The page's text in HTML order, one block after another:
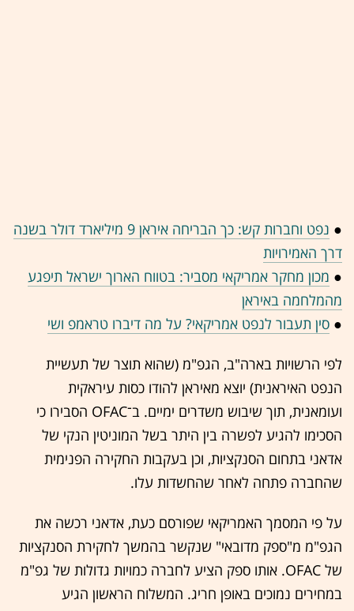
●
נפט וחברות קש: כך הבריחה איראן 9 מיליארד דולר בשנה
דרך האמירויות
● מכון מחקר אמריקאי מסביר: בטווח הארוך ישראל תיפגע
מהמלחמה באיראן
● סין תעבור לנפט אמריקאי? על מה דיברו טראמפ ושי
לפי הרשויות בארה"ב, הגפ"מ (שהוא תוצר של תעשיית
הנפט האיראנית) יוצא מאיראן להודו כסות עיראקית
ועומאנית, תוך שיבוש משדרים ימיים. ב־OFAC הסבירו כי
הסכימו להגיע לפשרה בין היתר בשל המוניטין הנקי של
אדאני בתחום הסנקציות, וכן בעקבות החקירה הפנימית
שהחברה פתחה לאחר שהחשדות עלו.
על פי המסמך האמריקאי שפורסם כעת, אדאני רכשה את
הגפ"מ מ"ספק מדובאי" שנקשר בהמשך לחקירת הסנקציות
של OFAC. אותו ספק הציע לחברה כמויות גדולות של גפ"מ
במחירים נמוכים באופן חריג. המשלוח הראשון הגיע